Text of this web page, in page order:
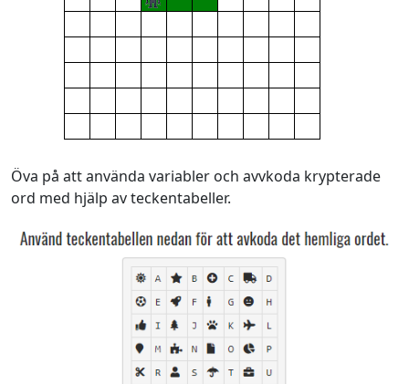
Öva på att använda variabler och avvkoda krypterade
ord med hjälp av teckentabeller.